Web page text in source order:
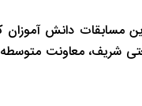
مسابقات دانش
شریف، معاونت